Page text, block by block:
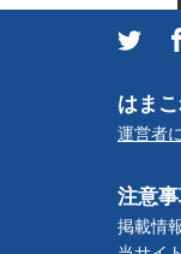
はま
運営者
注意
掲載情